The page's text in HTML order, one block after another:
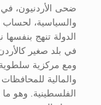
والسياسية، لحساب
الدولة تنهج
في بلد صغير
ومع مركزية سلطوية
والمالية
الفلسطينية. وهو